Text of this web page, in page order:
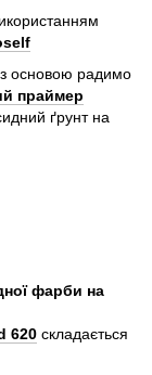
основою радимо
праймер
ґрунт на
фарби на
620 складається